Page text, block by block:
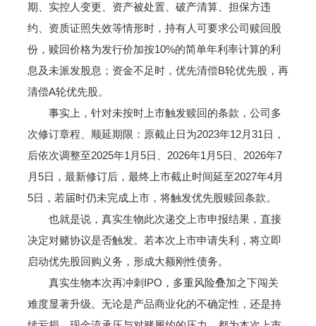
期、实控人变更、资产被处置、破产清算、担保方违
约、资质证照失效等情形时，持有人可要求公司赎回股
份，赎回价格为发行价加按10%的简单年利率计算的利
息及未派发股息；资金不足时，优先清偿B轮优先股，再
清偿A轮优先股。
事实上，针对未按时上市触发赎回的条款，公司多
次修订章程、顺延期限：原截止日为2023年12月31日，
后依次调整至2025年1月5日、2026年1月5日、2026年7
月5日，最新修订后，最终上市截止时间延至2027年4月
5日，若届时仍未完成上市，将触发优先股赎回条款。
也就是说，真实生物此次递交上市申报结果，直接
决定对赌协议是否触发。若本次上市申请失利，将立即
启动优先股回购义务，形成大额刚性债务。
真实生物本次再冲刺IPO，多重风险叠加之下闯关
难度显著升级。无论是产品商业化的不确定性，还是持